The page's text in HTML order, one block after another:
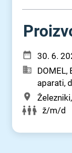
30. 6.
aparati,
ž/m/d